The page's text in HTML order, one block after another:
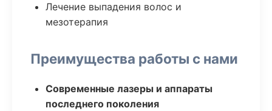
Лечение выпадения волос и
мезотерапия
Преимущества работы с нами
Современные лазеры и аппараты
последнего поколения